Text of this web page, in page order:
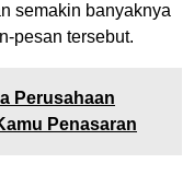
semakin banyaknya
pesan tersebut.
Perusahaan
Penasaran